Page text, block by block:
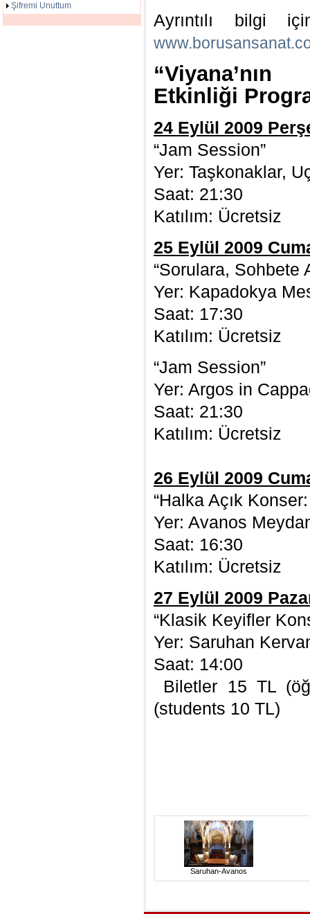
Şifremi Unuttum
Ayrıntılı bilgi
Etkinliği
24 Eylül 2009
“Jam Session”
Yer: Taşkonaklar,
Saat: 21:30
Katılım: Ücretsiz
25 Eylül 2009
“Sorulara, Sohbete
Yer: Kapadokya
Saat: 17:30
Katılım: Ücretsiz
“Jam Session”
Yer: Argos in
Saat: 21:30
Katılım: Ücretsiz
26 Eylül 2009
“Halka Açık
Yer: Avanos
Saat: 16:30
Katılım: Ücretsiz
27 Eylül 2009
“Klasik Keyifler
Yer: Saruhan
Saat: 14:00
Biletler 15 TL
(students 10 TL)
Saruhan-Avanos